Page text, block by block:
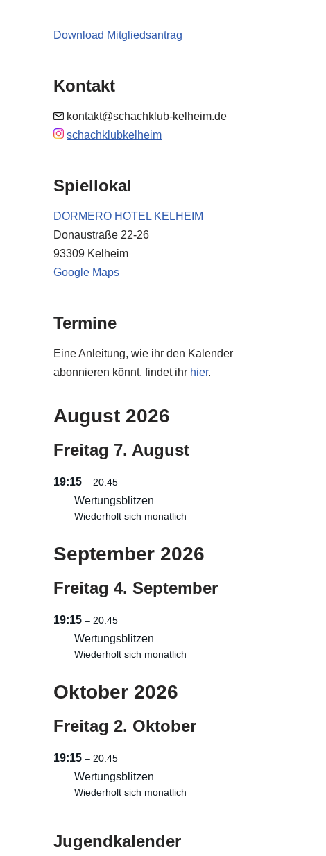
Download Mitgliedsantrag
Kontakt
kontakt@schachklub-kelheim.de
schachklubkelheim
Spiellokal
DORMERO HOTEL KELHEIM
Donaustraße 22-26
93309 Kelheim
Google Maps
Termine
Eine Anleitung, wie ihr den Kalender
abonnieren könnt, findet ihr hier.
August 2026
Freitag 7. August
19:15 – 20:45
Wertungsblitzen
Wiederholt sich monatlich
September 2026
Freitag 4. September
19:15 – 20:45
Wertungsblitzen
Wiederholt sich monatlich
Oktober 2026
Freitag 2. Oktober
19:15 – 20:45
Wertungsblitzen
Wiederholt sich monatlich
Jugendkalender